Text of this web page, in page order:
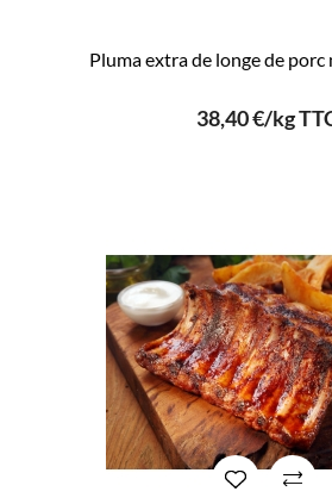
Pluma extra de longe de porc
38,40 €/kg